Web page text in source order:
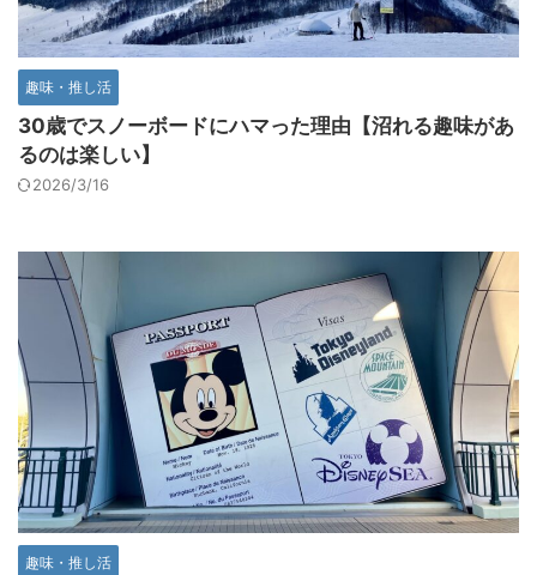
趣味・推し活
30歳でスノーボードにハマった理由【沼れる趣味があ
るのは楽しい】
2026/3/16
趣味・推し活